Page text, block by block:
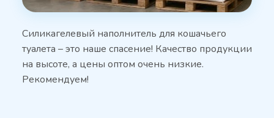
Силикагелевый наполнитель для кошачьего
туалета – это наше спасение! Качество продукции
на высоте, а цены оптом очень низкие.
Рекомендуем!